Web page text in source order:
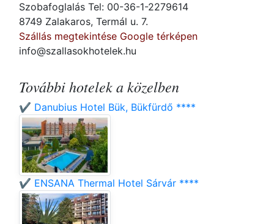
Szobafoglalás Tel: 00-36-1-2279614
8749 Zalakaros, Termál u. 7.
Szállás megtekintése Google térképen
info@szallasokhotelek.hu
További hotelek a közelben
✔️ Danubius Hotel Bük, Bükfürdő ****
✔️ ENSANA Thermal Hotel Sárvár ****